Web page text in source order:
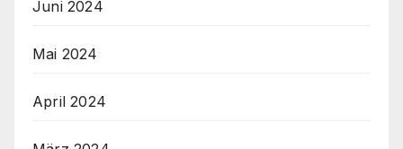
Juni 2024
Mai 2024
April 2024